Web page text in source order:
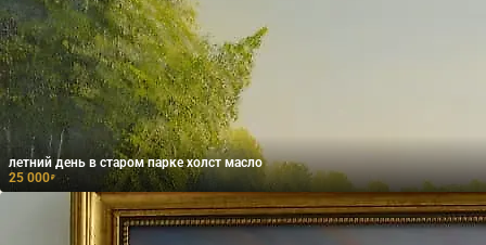
летний день в старом парке холст масло
25 000₽